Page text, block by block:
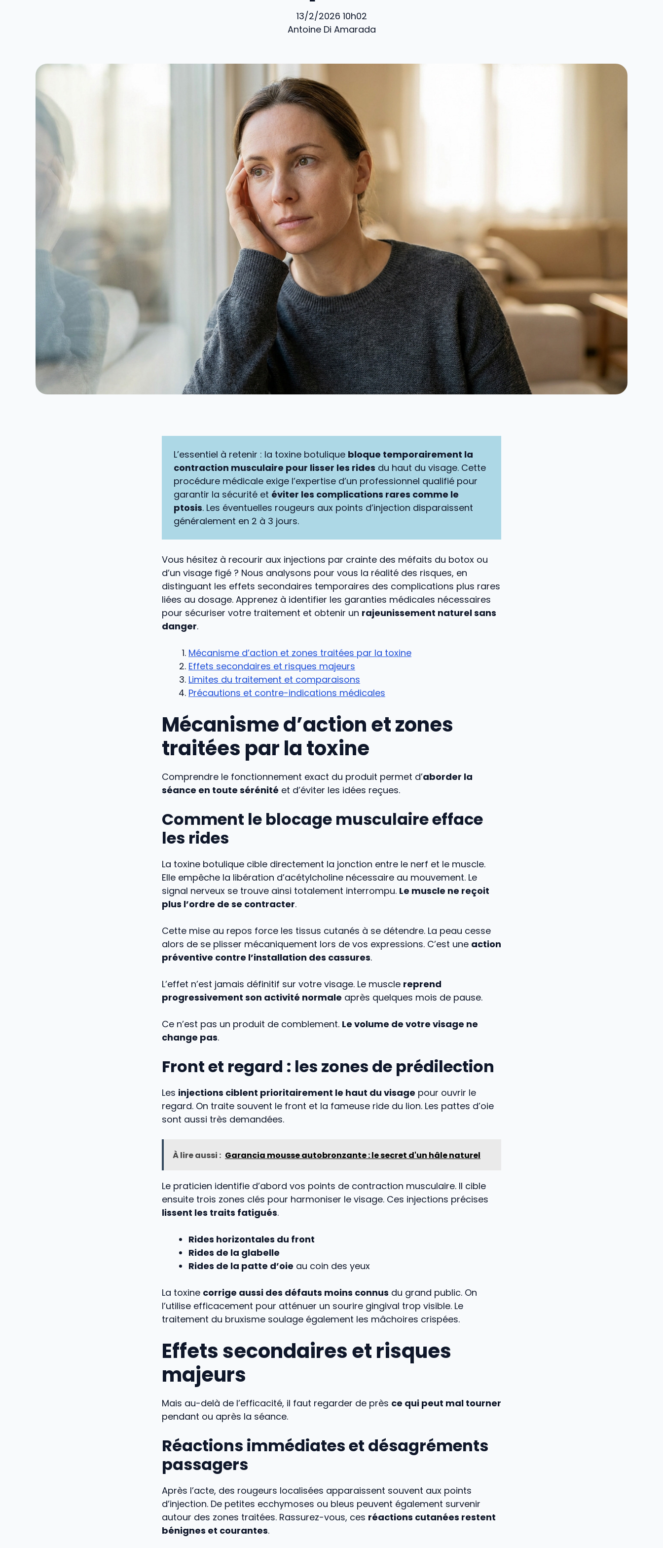
13/2/2026 10h02
Antoine Di Amarada
L’essentiel à retenir : la toxine botulique bloque temporairement la
contraction musculaire pour lisser les rides du haut du visage. Cette
procédure médicale exige l’expertise d’un professionnel qualifié pour
garantir la sécurité et éviter les complications rares comme le
ptosis. Les éventuelles rougeurs aux points d’injection disparaissent
généralement en 2 à 3 jours.
Vous hésitez à recourir aux injections par crainte des méfaits du botox ou
d’un visage figé ? Nous analysons pour vous la réalité des risques, en
distinguant les effets secondaires temporaires des complications plus rares
liées au dosage. Apprenez à identifier les garanties médicales nécessaires
pour sécuriser votre traitement et obtenir un rajeunissement naturel sans
danger.
Mécanisme d’action et zones traitées par la toxine
Effets secondaires et risques majeurs
Limites du traitement et comparaisons
Précautions et contre-indications médicales
Mécanisme d’action et zones
traitées par la toxine
Comprendre le fonctionnement exact du produit permet d’aborder la
séance en toute sérénité et d’éviter les idées reçues.
Comment le blocage musculaire efface
les rides
La toxine botulique cible directement la jonction entre le nerf et le muscle.
Elle empêche la libération d’acétylcholine nécessaire au mouvement. Le
signal nerveux se trouve ainsi totalement interrompu. Le muscle ne reçoit
plus l’ordre de se contracter.
Cette mise au repos force les tissus cutanés à se détendre. La peau cesse
alors de se plisser mécaniquement lors de vos expressions. C’est une action
préventive contre l’installation des cassures.
L’effet n’est jamais définitif sur votre visage. Le muscle reprend
progressivement son activité normale après quelques mois de pause.
Ce n’est pas un produit de comblement. Le volume de votre visage ne
change pas.
Front et regard : les zones de prédilection
Les injections ciblent prioritairement le haut du visage pour ouvrir le
regard. On traite souvent le front et la fameuse ride du lion. Les pattes d’oie
sont aussi très demandées.
À lire aussi : Garancia mousse autobronzante : le secret d'un hâle naturel
Le praticien identifie d’abord vos points de contraction musculaire. Il cible
ensuite trois zones clés pour harmoniser le visage. Ces injections précises
lissent les traits fatigués.
Rides horizontales du front
Rides de la glabelle
Rides de la patte d’oie au coin des yeux
La toxine corrige aussi des défauts moins connus du grand public. On
l’utilise efficacement pour atténuer un sourire gingival trop visible. Le
traitement du bruxisme soulage également les mâchoires crispées.
Effets secondaires et risques
majeurs
Mais au-delà de l’efficacité, il faut regarder de près ce qui peut mal tourner
pendant ou après la séance.
Réactions immédiates et désagréments
passagers
Après l’acte, des rougeurs localisées apparaissent souvent aux points
d’injection. De petites ecchymoses ou bleus peuvent également survenir
autour des zones traitées. Rassurez-vous, ces réactions cutanées restent
bénignes et courantes.